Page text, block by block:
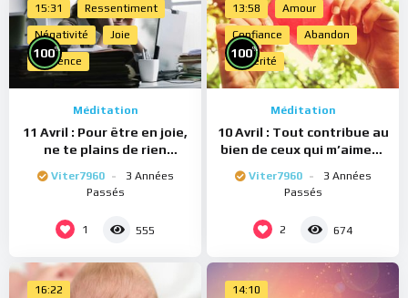
15:31 Ressentiment
Négativité Joie
Présence
100%
Méditation
11 Avril : Pour être en joie,
ne te plains de rien
Viter7960
3 Années
Passés
1 555
13:58 Amour
Confiance Abandon
Sincérité
100%
Méditation
10 Avril : Tout contribue au
bien de ceux qui m’aiment
Viter7960
3 Années
Passés
2 674
16:22 14:10